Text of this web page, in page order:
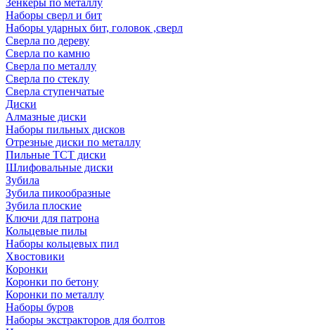
Зенкеры по металлу
Наборы сверл и бит
Наборы ударных бит, головок ,сверл
Сверла по дереву
Сверла по камню
Сверла по металлу
Сверла по стеклу
Сверла ступенчатые
Диски
Алмазные диски
Наборы пильных дисков
Отрезные диски по металлу
Пильные TCT диски
Шлифовальные диски
Зубила
Зубила пикообразные
Зубила плоские
Ключи для патрона
Кольцевые пилы
Наборы кольцевых пил
Хвостовики
Коронки
Коронки по бетону
Коронки по металлу
Наборы буров
Наборы экстракторов для болтов